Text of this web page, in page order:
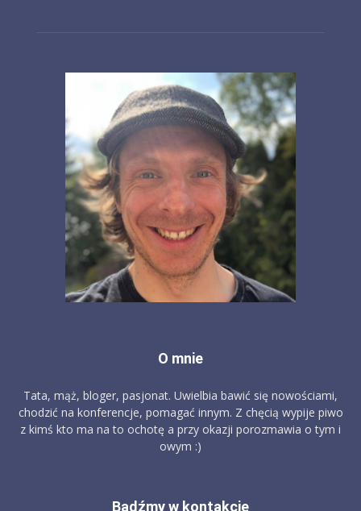
O mnie
Tata, mąż, bloger, pasjonat. Uwielbia bawić się nowościami,
chodzić na konferencje, pomagać innym. Z chęcią wypije piwo
z kimś kto ma na to ochotę a przy okazji porozmawia o tym i
owym :)
Bądźmy w kontakcie